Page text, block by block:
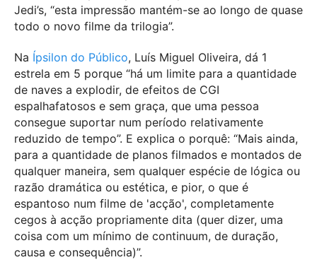
Jedi’s, “esta impressão mantém-se ao longo de quase
todo o novo filme da trilogia”.
Na Ípsilon do Público, Luís Miguel Oliveira, dá 1
estrela em 5 porque “há um limite para a quantidade
de naves a explodir, de efeitos de CGI
espalhafatosos e sem graça, que uma pessoa
consegue suportar num período relativamente
reduzido de tempo”. E explica o porquê: “Mais ainda,
para a quantidade de planos filmados e montados de
qualquer maneira, sem qualquer espécie de lógica ou
razão dramática ou estética, e pior, o que é
espantoso num filme de 'acção', completamente
cegos à acção propriamente dita (quer dizer, uma
coisa com um mínimo de continuum, de duração,
causa e consequência)”.